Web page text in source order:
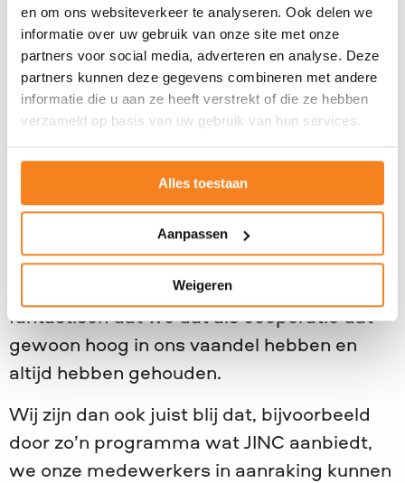
en om ons websiteverkeer te analyseren. Ook delen we
informatie over uw gebruik van onze site met onze
partners voor social media, adverteren en analyse. Deze
partners kunnen deze gegevens combineren met andere
informatie die u aan ze heeft verstrekt of die ze hebben
verzameld op basis van uw gebruik van hun services.
Alles toestaan
Aanpassen
Weigeren
daarmee in aanraking komen.
Is het onderwerp kansengelijkheid, is dat iets
wat leeft binnen Rabobank?
Ja, ik denk sowieso dat dat hoort bij de
coöperatie zoals Rabobank. Wij zijn ook als
bank eigenlijk ontstaan vanuit een
kansenongelijkheid-situatie, de rijke boeren
die de arme boeren hielpen om met name
in de mechanisatie ook hun investeringen
te kunnen doen. En ik vind het echt
fantastisch dat we dat als coöperatie dat
gewoon hoog in ons vaandel hebben en
altijd hebben gehouden.
Wij zijn dan ook juist blij dat, bijvoorbeeld
door zo’n programma wat JINC aanbiedt,
we onze medewerkers in aanraking kunnen